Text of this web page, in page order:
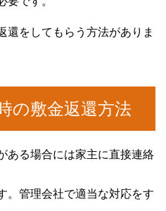
還をしてもらう方法がありま
の敷金返還方法
ある場合には家主に直接連絡
。管理会社で適当な対応をす